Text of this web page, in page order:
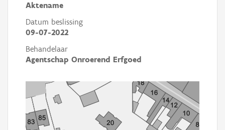
Aktename
Datum beslissing
09-07-2022
Behandelaar
Agentschap Onroerend Erfgoed